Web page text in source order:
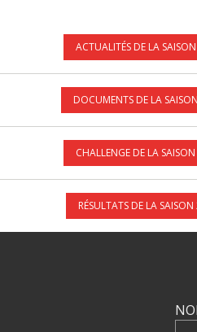
ACTUALITÉS DE LA
DOCUMENTS DE LA
CHALLENGE DE LA
RÉSULTATS DE LA